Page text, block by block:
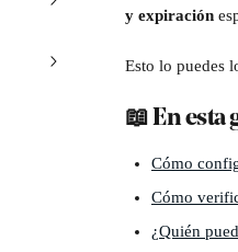
y expiración
Esto lo puedes
📖 En esta
Cómo
Cómo
¿Quién